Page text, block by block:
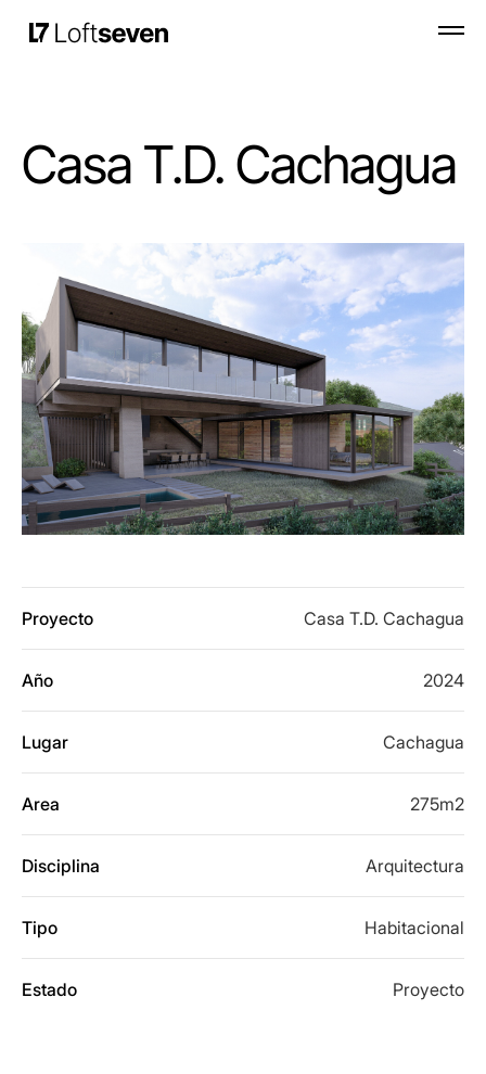
Casa T.D. Cachagua
Proyecto Casa T.D. Cachagua
Año 2024
Lugar Cachagua
Area 275m2
Disciplina Arquitectura
Tipo Habitacional
Estado Proyecto